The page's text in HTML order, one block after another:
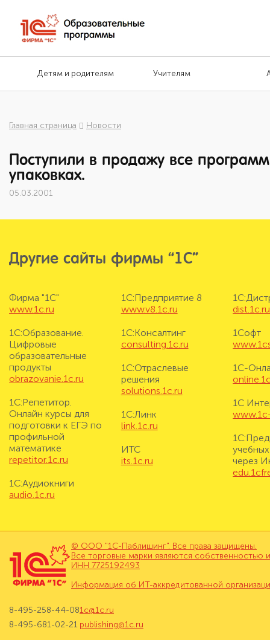
Детям и родителям Учителям
Главная страница Новости
Поступили в продажу все
упаковках.
05.03.2001
Другие сайты фирмы “1С”
Фирма "1С"
www.1c.ru
1С:Образование.
Цифровые
образовательные
продукты
obrazovanie.1c.ru
1С:Репетитор.
Онлайн курсы для
подготовки к ЕГЭ по
профильной
математике
repetitor.1c.ru
1С:Аудиокниги
audio.1c.ru
1С:Предприятие 8
www.v8.1c.ru
1С:Консалтинг
consulting.1c.ru
1С:Отраслевые
решения
solutions.1c.ru
1С:Линк
link.1c.ru
ИТС
its.1c.ru
dist.1c.ru
1Софт
1С-
1С
через
© ООО "1С-Паблишинг". Все права защищены.
Все торговые марки являются собственностью
ИНН 7725192493
Информация об ИТ-аккредитованной
8-495-258-44-08
8-495-681-02-21
1c@1c.ru
publishing@1c.ru